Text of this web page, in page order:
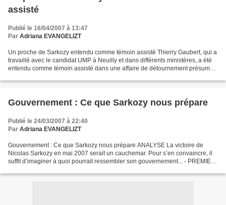
assisté
Publié le 16/04/2007 à 13:47
Par Adriana EVANGELIZT
Un proche de Sarkozy entendu comme témoin assisté Thierry Gaubert, qui a
travaillé avec le candidat UMP à Neuilly et dans différents ministères, a été
entendu comme témoin assisté dans une affaire de détournement présumé
Gouvernement : Ce que Sarkozy nous prépare
Publié le 24/03/2007 à 22:40
Par Adriana EVANGELIZT
Gouvernement : Ce que Sarkozy nous prépare ANALYSE La victoire de
Nicolas Sarkozy en mai 2007 serait un cauchemar. Pour s’en convaincre, il
suffit d’imaginer à quoi pourrait ressembler son gouvernement... - PREMIER